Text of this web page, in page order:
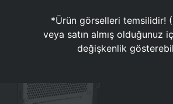
*Ürün görselleri temsilidir!
veya satın almış olduğunuz
değişkenlik